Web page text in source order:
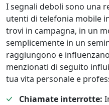
I segnali deboli sono una
utenti di telefonia mobile
trovi in campagna, in un
semplicemente in un
raggiungono e
menzionati di seguito
tua vita personale e
Chiamate interrotte: